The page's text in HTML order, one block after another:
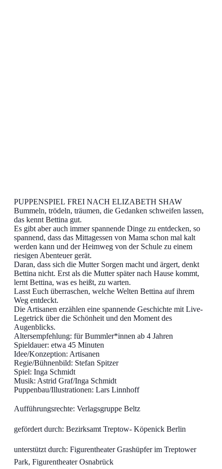
PUPPENSPIEL FREI NACH ELIZABETH SHAW
Bummeln, trödeln, träumen, die Gedanken schweifen lassen,
das kennt Bettina gut.
Es gibt aber auch immer spannende Dinge zu entdecken, so
spannend, dass das Mittagessen von Mama schon mal kalt
werden kann und der Heimweg von der Schule zu einem
riesigen Abenteuer gerät.
Daran, dass sich die Mutter Sorgen macht und ärgert, denkt
Bettina nicht. Erst als die Mutter später nach Hause kommt,
lernt Bettina, was es heißt, zu warten.
Lasst Euch überraschen, welche Welten Bettina auf ihrem
Weg entdeckt.
Die Artisanen erzählen eine spannende Geschichte mit Live-
Legetrick über die Schönheit und den Moment des
Augenblicks.
Altersempfehlung: für Bummler*innen ab 4 Jahren
Spieldauer: etwa 45 Minuten
Idee/Konzeption: Artisanen
Regie/Bühnenbild: Stefan Spitzer
Spiel: Inga Schmidt
Musik: Astrid Graf/Inga Schmidt
Puppenbau/Illustrationen: Lars Linnhoff
Aufführungsrechte: Verlagsgruppe Beltz
gefördert durch: Bezirksamt Treptow- Köpenick Berlin
unterstützt durch: Figurentheater Grashüpfer im Treptower
Park, Figurentheater Osnabrück